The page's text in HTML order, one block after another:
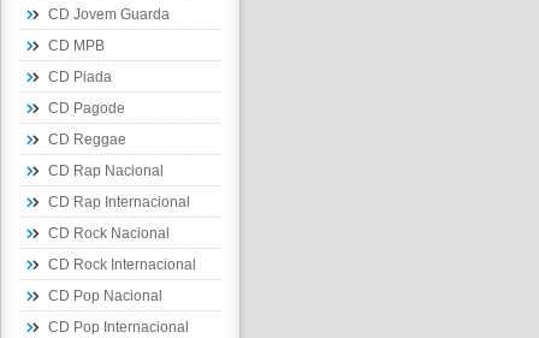
CD Jovem Guarda
CD MPB
CD Piada
CD Pagode
CD Reggae
CD Rap Nacional
CD Rap Internacional
CD Rock Nacional
CD Rock Internacional
CD Pop Nacional
CD Pop Internacional